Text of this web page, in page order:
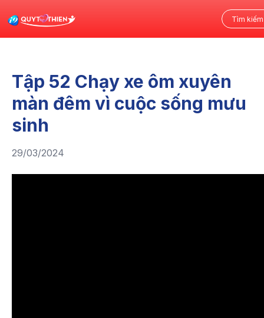
Tập 52 Chạy xe ôm xuyên
màn đêm vì cuộc sống mưu
sinh
29/03/2024